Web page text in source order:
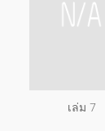
เล่ม 7